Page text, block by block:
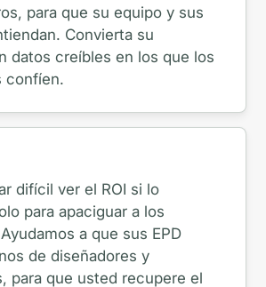
para que su equipo y sus
Convierta su
datos creíbles en los que los
confíen.
difícil ver el ROI si lo
para apaciguar a los
a que sus EPD
de diseñadores y
para que usted recupere el